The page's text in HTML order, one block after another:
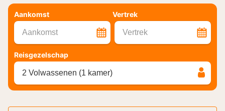
Aankomst Vertrek
Aankomst Vertrek
Reisgezelschap
2 Volwassenen (1 kamer)